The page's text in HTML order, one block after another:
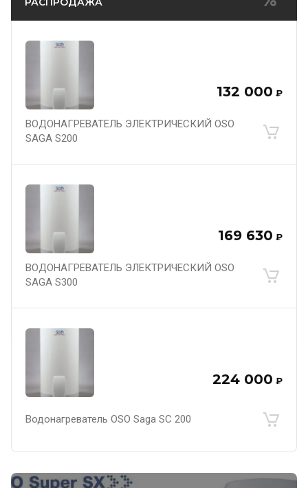
132 000 ₽
ВОДОНАГРЕВАТЕЛЬ ЭЛЕКТРИЧЕСКИЙ OSO
SAGA S200
169 630 ₽
ВОДОНАГРЕВАТЕЛЬ ЭЛЕКТРИЧЕСКИЙ OSO
SAGA S300
224 000 ₽
Водонагреватель OSO Saga SC 200